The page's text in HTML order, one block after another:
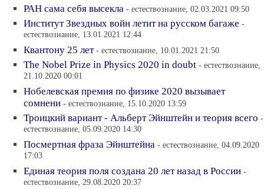
РАН сама себя высекла - естествознание, 02.03.2021 09:50
Институт Звездных войн летит на русском багаже -
естествознание, 13.01.2021 12:44
Квантону 25 лет - естествознание, 10.01.2021 21:50
The Nobel Prize in Physics 2020 in doubt - естествознание,
21.10.2020 00:01
Нобелевская премия по физике 2020 вызывает
сомнени - естествознание, 15.10.2020 13:59
Троицкий вариант - Альберт Эйнштейн и теория всего -
естествознание, 05.09.2020 14:30
Посмертная фраза Эйнштейна - естествознание, 04.09.2020
17:03
Единая теория поля создана 20 лет назад в России -
естествознание, 29.08.2020 20:37